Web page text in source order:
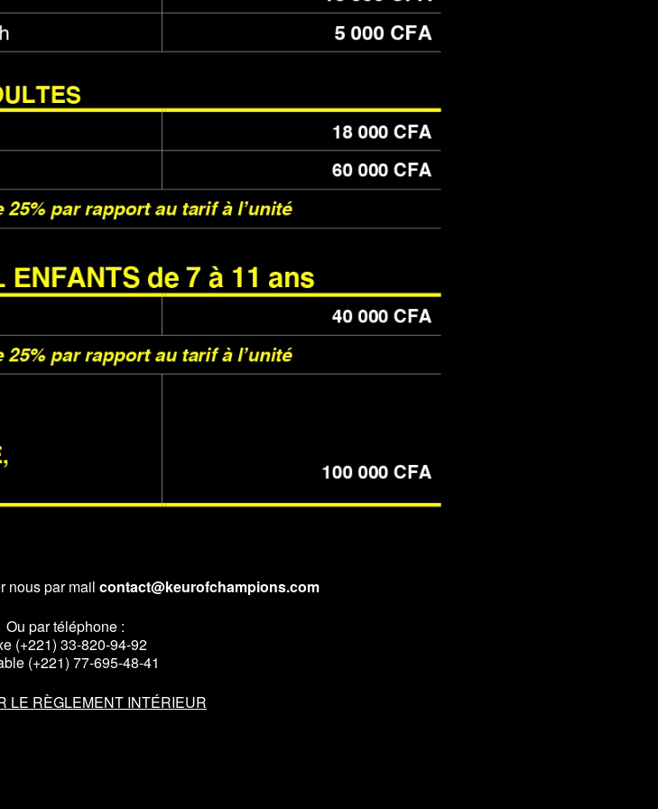
nous par mail contact@keurofchampions.com
Ou par téléphone :
(+221) 33-820-94-92
(+221) 77-695-48-41
LE RÈGLEMENT INTÉRIEUR